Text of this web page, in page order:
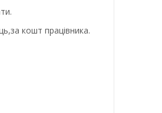
кошт працівника.